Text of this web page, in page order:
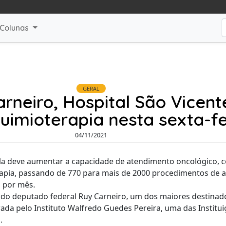
Colunas
GERAL
Hospital São
nesta sexta-
04/11/2021
deve aumentar a capacidade de atendimento oncológico,
passando de 770 para mais de 2000 procedimentos de
mês.
deputado federal Ruy Carneiro, um dos maiores
pelo Instituto Walfredo Guedes Pereira, uma das